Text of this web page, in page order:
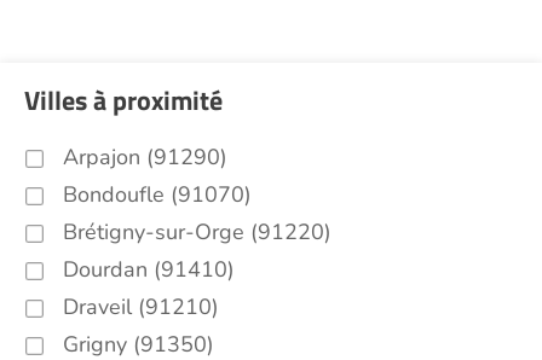
Villes à proximité
Arpajon (91290)
Bondoufle (91070)
Brétigny-sur-Orge (91220)
Dourdan (91410)
Draveil (91210)
Grigny (91350)